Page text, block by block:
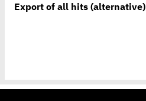
Export of all hits (alternative)